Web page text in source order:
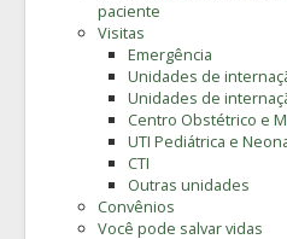
paciente
Visitas
Emergência
Unidades de
Unidades de
Centro Obstétrico e
UTI Pediátrica e
CTI
Outras unidades
Convênios
Você pode salvar vidas